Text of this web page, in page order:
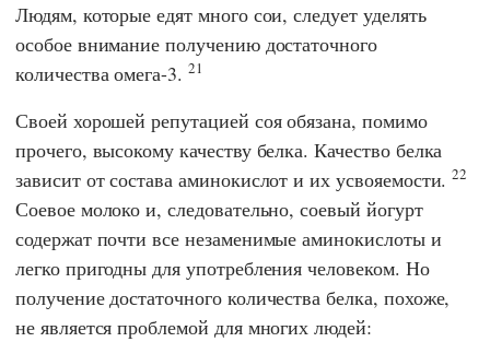
Людям, которые едят много сои, следует уделять
особое внимание получению достаточного
количества омега-3. 21
Своей хорошей репутацией соя обязана, помимо
прочего, высокому качеству белка. Качество белка
зависит от состава аминокислот и их усвояемости.22
Соевое молоко и, следовательно, соевый йогурт
содержат почти все незаменимые аминокислоты и
легко пригодны для употребления человеком. Но
получение достаточного количества белка, похоже,
не является проблемой для многих людей: